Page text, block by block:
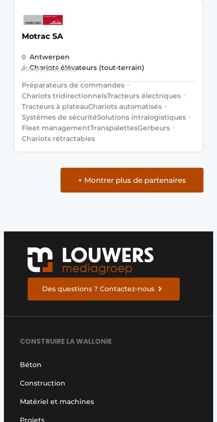
Motrac SA
Antwerpen
Chariots élévateurs (tout-terrain)
AUTRES CATÉGORIES
Préparateurs de commandes
Chariots tridirectionnelsTracteurs électriques
Tracteurs à plateauChariots automatisés
Systèmes de sécuritéSolutions intralogistiques
Fleet managementTranspalettesGerbeurs
Chariots rétractables
+ Montrer plus de partenaires
Des questions ? Contactez-nous
CONSTRUIRE LA WALLONIE
Béton
Construction
Matériel et machines
Projets